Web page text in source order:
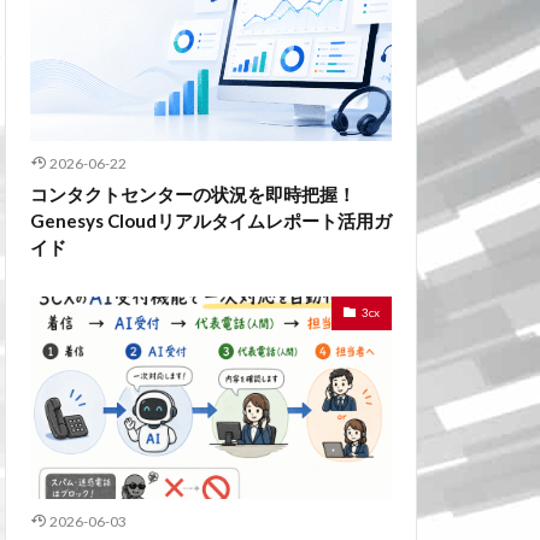
2026-06-22
コンタクトセンターの状況を即時把握！
Genesys Cloudリアルタイムレポート活用ガ
イド
3cx
2026-06-03